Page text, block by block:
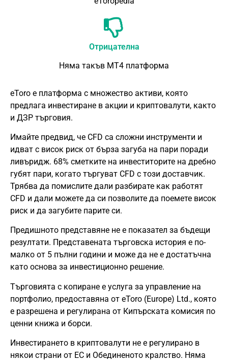
Отрицателна
Няма такъв MT4 платформа
eToro е платформа с множество активи, която
предлага инвестиране в акции и криптовалути, както
и ДЗР търговия.
Имайте предвид, че CFD са сложни инструменти и
идват с висок риск от бърза загуба на пари поради
ливъридж. 68% сметките на инвеститорите на дребно
губят пари, когато търгуват CFD с този доставчик.
Трябва да помислите дали разбирате как работят
CFD и дали можете да си позволите да поемете висок
риск и да загубите парите си.
Предишното представяне не е показател за бъдещи
резултати. Представената търговска история е по-
малко от 5 пълни години и може да не е достатъчна
като основа за инвестиционно решение.
Търговията с копиране е услуга за управление на
портфолио, предоставяна от eToro (Europe) Ltd., която
е разрешена и регулирана от Кипърската комисия по
ценни книжа и борси.
Инвестирането в криптовалути не е регулирано в
някои страни от ЕС и Обединеното кралство. Няма